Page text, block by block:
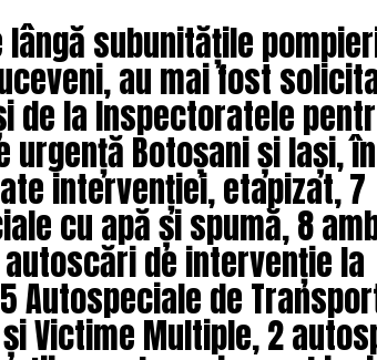
lângă subunitățile
au mai fost
de la Inspectoratele
urgență Botoșani și Iași,
intervenției, etapizat, 7
cu apă și spumă, 8
autoscări de intervenție la
Autospeciale de
Victime Multiple, 2